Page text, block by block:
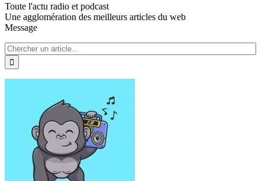
Toute l'actu radio et podcast
Une agglomération des meilleurs articles du web
Message